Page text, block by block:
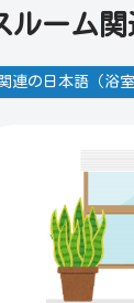
ルーム
連の日本語（浴